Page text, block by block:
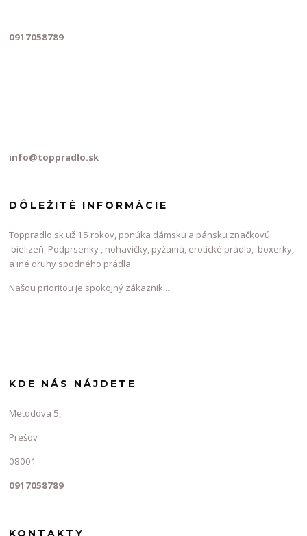
0917058789
info@toppradlo.sk
DÔLEŽITÉ INFORMÁCIE
Toppradlo.sk už 15 rokov, ponúka dámsku a pánsku značkovú
bielizeň. Podprsenky , nohavičky, pyžamá, erotické prádlo, boxerky,
a iné druhy spodného prádla.
Našou prioritou je spokojný zákaznik...
KDE NÁS NÁJDETE
Metodova 5,
Prešov
08001
0917058789
KONTAKTY